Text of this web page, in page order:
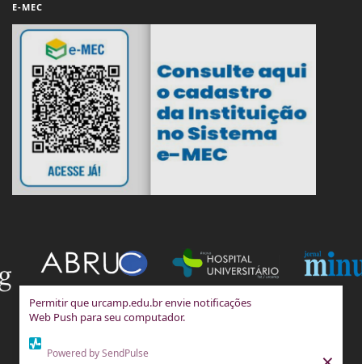
Permitir que urcamp.edu.br envie notificações
Web Push para seu computador.
Powered by SendPulse
E-MEC